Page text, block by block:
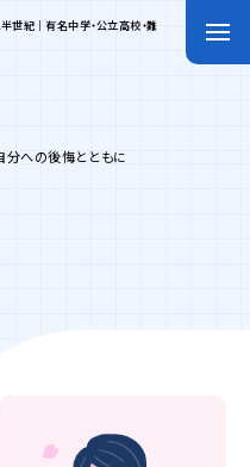
世紀｜有名中学・公立高校・難
分への後悔とともに